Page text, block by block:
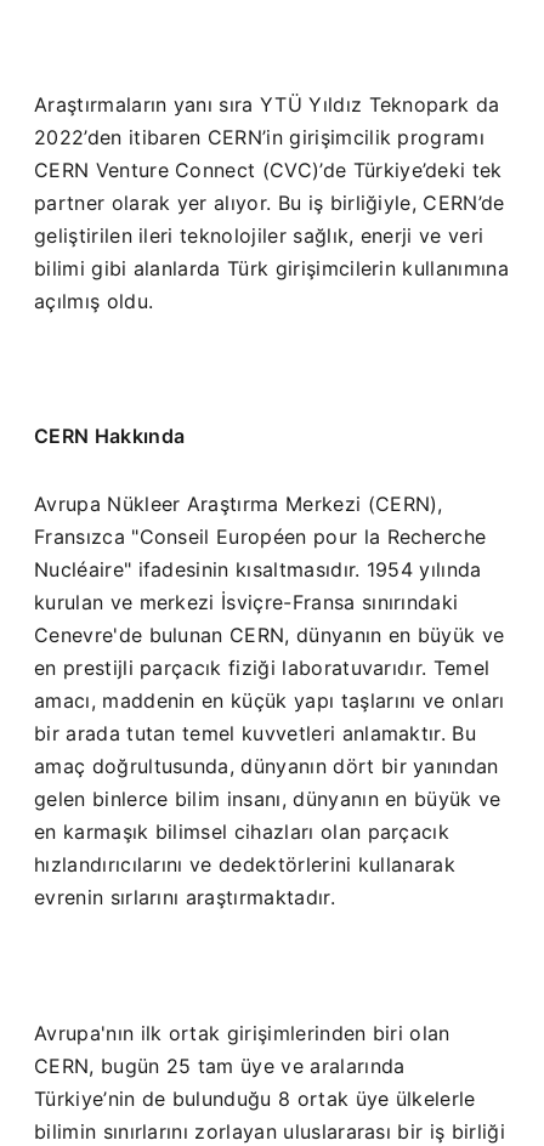
Araştırmaların yanı sıra YTÜ Yıldız Teknopark da
2022’den itibaren CERN’in girişimcilik programı
CERN Venture Connect (CVC)’de Türkiye’deki tek
partner olarak yer alıyor. Bu iş birliğiyle, CERN’de
geliştirilen ileri teknolojiler sağlık, enerji ve veri
bilimi gibi alanlarda Türk girişimcilerin kullanımına
açılmış oldu.
CERN Hakkında
Avrupa Nükleer Araştırma Merkezi (CERN),
Fransızca "Conseil Européen pour la Recherche
Nucléaire" ifadesinin kısaltmasıdır. 1954 yılında
kurulan ve merkezi İsviçre-Fransa sınırındaki
Cenevre'de bulunan CERN, dünyanın en büyük ve
en prestijli parçacık fiziği laboratuvarıdır. Temel
amacı, maddenin en küçük yapı taşlarını ve onları
bir arada tutan temel kuvvetleri anlamaktır. Bu
amaç doğrultusunda, dünyanın dört bir yanından
gelen binlerce bilim insanı, dünyanın en büyük ve
en karmaşık bilimsel cihazları olan parçacık
hızlandırıcılarını ve dedektörlerini kullanarak
evrenin sırlarını araştırmaktadır.
Avrupa'nın ilk ortak girişimlerinden biri olan
CERN, bugün 25 tam üye ve aralarında
Türkiye’nin de bulunduğu 8 ortak üye ülkelerle
bilimin sınırlarını zorlayan uluslararası bir iş birliği